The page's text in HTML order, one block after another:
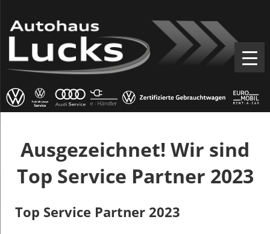
Ausgezeichnet! Wir sind
Top Service Partner 2023
Top Service Partner 2023